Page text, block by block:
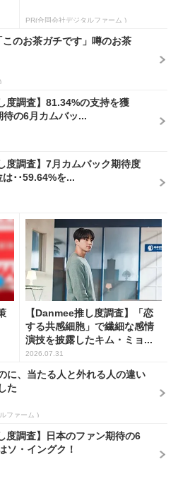
PR(合同会社デジタルファーム )
このお茶ガチです」噂のお茶
度調査】81.34%の支持を獲
待の6月カムバッ...
度調査】7月カムバック期待度
･･59.64%を...
【Danmee推し度調査】「恋
する共感細胞」で繊細な感情
演技を披露したキム・ミョ...
2026.07.31
に、当たる人と外れる人の違い
た
ファーム )
度調査】日本のファン期待の6
ソ・イングク！